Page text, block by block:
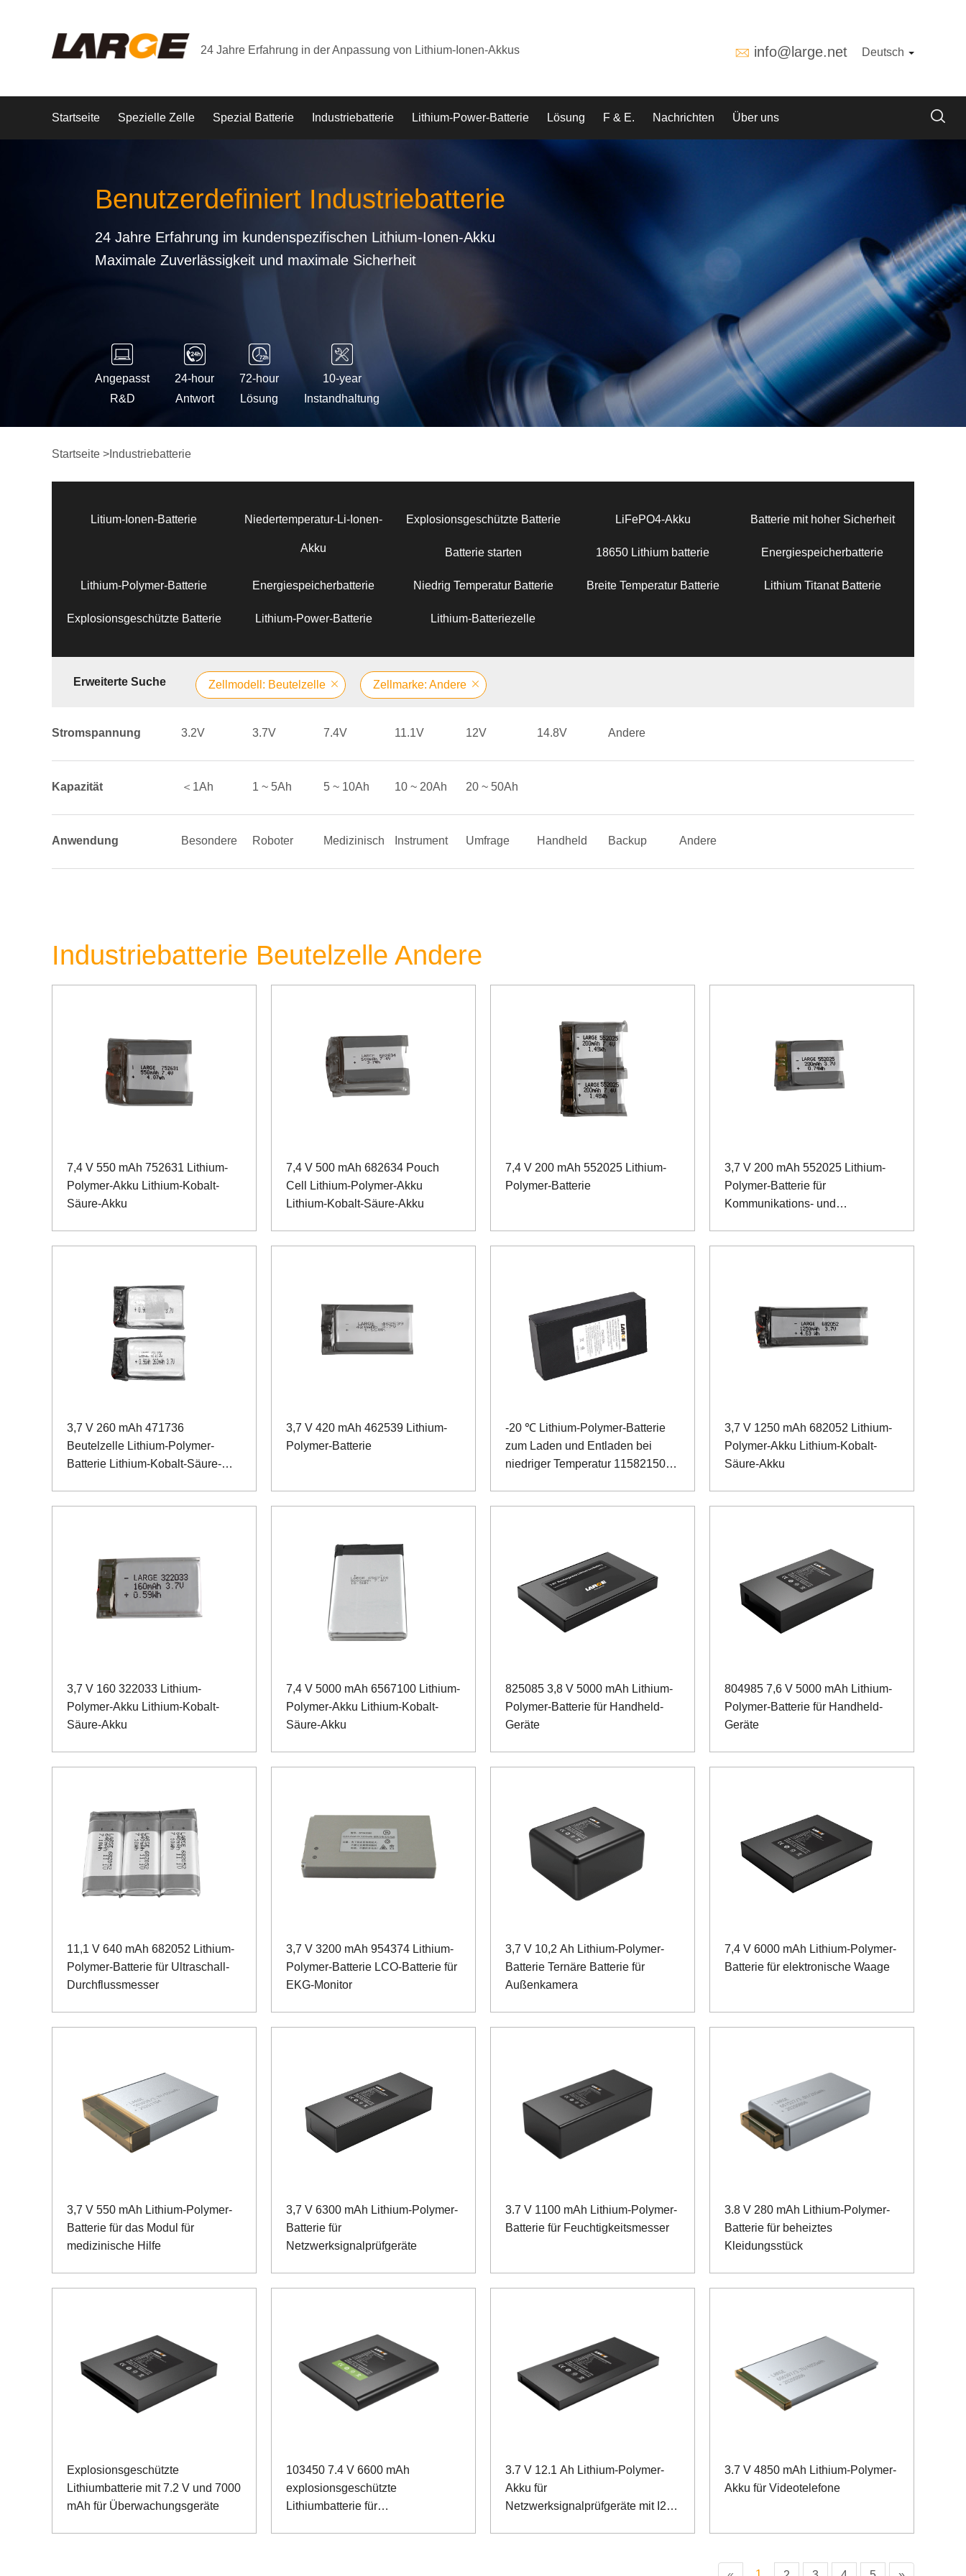
24 Jahre Erfahrung in der Anpassung von Lithium-Ionen-Akkus info@large.net Deutsch
Startseite Spezielle Zelle Spezial Batterie Industriebatterie Lithium-Power-Batterie Lösung F & E. Nachrichten Über uns
Benutzerdefiniert Industriebatterie
24 Jahre Erfahrung im kundenspezifischen Lithium-Ionen-Akku
Maximale Zuverlässigkeit und maximale Sicherheit
Angepasst
R&D
24-hour
Antwort
72-hour
Lösung
10-year
Instandhaltung
Startseite > Industriebatterie
Litium-Ionen-Batterie Niedertemperatur-Li-Ionen-
Akku
Explosionsgeschützte Batterie LiFePO4-Akku Batterie mit hoher Sicherheit
Batterie starten 18650 Lithium batterie Energiespeicherbatterie
Lithium-Polymer-Batterie Energiespeicherbatterie Niedrig Temperatur Batterie Breite Temperatur Batterie Lithium Titanat Batterie
Explosionsgeschützte Batterie Lithium-Power-Batterie Lithium-Batteriezelle
Erweiterte Suche Zellmodell: Beutelzelle Zellmarke: Andere
Stromspannung 3.2V 3.7V 7.4V 11.1V 12V 14.8V Andere
Kapazität ＜1Ah 1 ~ 5Ah 5 ~ 10Ah 10 ~ 20Ah 20 ~ 50Ah
Anwendung Besondere Roboter Medizinisch Instrument Umfrage Handheld Backup Andere
Industriebatterie Beutelzelle Andere
7,4 V 550 mAh 752631 Lithium-
Polymer-Akku Lithium-Kobalt-
Säure-Akku
7,4 V 500 mAh 682634 Pouch
Cell Lithium-Polymer-Akku
Lithium-Kobalt-Säure-Akku
7,4 V 200 mAh 552025 Lithium-
Polymer-Batterie
3,7 V 200 mAh 552025 Lithium-
Polymer-Batterie für
Kommunikations- und
3,7 V 260 mAh 471736
Beutelzelle Lithium-Polymer-
Batterie Lithium-Kobalt-Säure-
3,7 V 420 mAh 462539 Lithium-
Polymer-Batterie
-20 ℃ Lithium-Polymer-Batterie
zum Laden und Entladen bei
niedriger Temperatur 11582150
3,7 V 1250 mAh 682052 Lithium-
Polymer-Akku Lithium-Kobalt-
Säure-Akku
3,7 V 160 322033 Lithium-
Polymer-Akku Lithium-Kobalt-
Säure-Akku
7,4 V 5000 mAh 6567100 Lithium-
Polymer-Akku Lithium-Kobalt-
Säure-Akku
825085 3,8 V 5000 mAh Lithium-
Polymer-Batterie für Handheld-
Geräte
804985 7,6 V 5000 mAh Lithium-
Polymer-Batterie für Handheld-
Geräte
11,1 V 640 mAh 682052 Lithium-
Polymer-Batterie für Ultraschall-
Durchflussmesser
3,7 V 3200 mAh 954374 Lithium-
Polymer-Batterie LCO-Batterie für
EKG-Monitor
3,7 V 10,2 Ah Lithium-Polymer-
Batterie Ternäre Batterie für
Außenkamera
7,4 V 6000 mAh Lithium-Polymer-
Batterie für elektronische Waage
3,7 V 550 mAh Lithium-Polymer-
Batterie für das Modul für
medizinische Hilfe
3,7 V 6300 mAh Lithium-Polymer-
Batterie für
Netzwerksignalprüfgeräte
3.7 V 1100 mAh Lithium-Polymer-
Batterie für Feuchtigkeitsmesser
3.8 V 280 mAh Lithium-Polymer-
Batterie für beheiztes
Kleidungsstück
Explosionsgeschützte
Lithiumbatterie mit 7.2 V und 7000
mAh für Überwachungsgeräte
103450 7.4 V 6600 mAh
explosionsgeschützte
Lithiumbatterie für
3.7 V 12.1 Ah Lithium-Polymer-
Akku für
Netzwerksignalprüfgeräte mit I2C-
3.7 V 4850 mAh Lithium-Polymer-
Akku für Videotelefone